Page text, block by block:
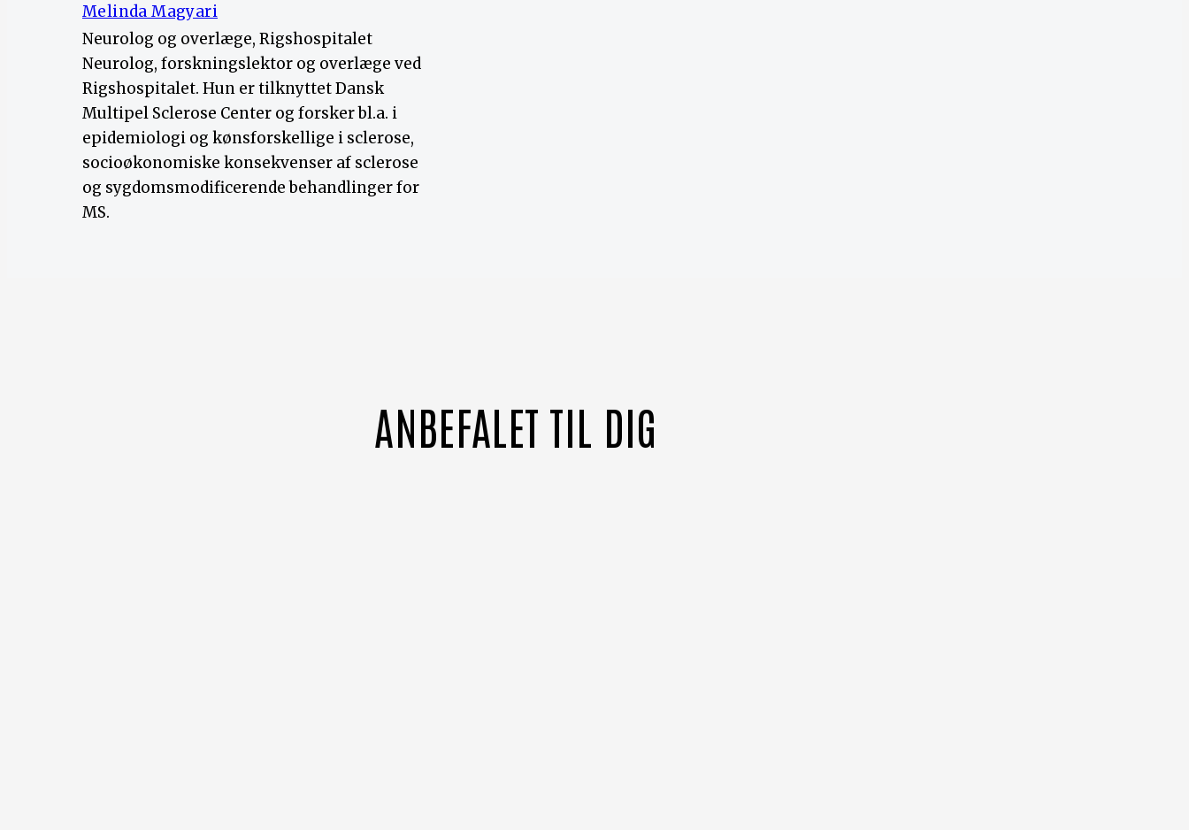
Melinda Magyari
Neurolog og overlæge, Rigshospitalet
Neurolog, forskningslektor og overlæge ved
Rigshospitalet. Hun er tilknyttet Dansk
Multipel Sclerose Center og forsker bl.a. i
epidemiologi og kønsforskellige i sclerose,
socioøkonomiske konsekvenser af sclerose
og sygdomsmodificerende behandlinger for
MS.
ANBEFALET TIL DIG